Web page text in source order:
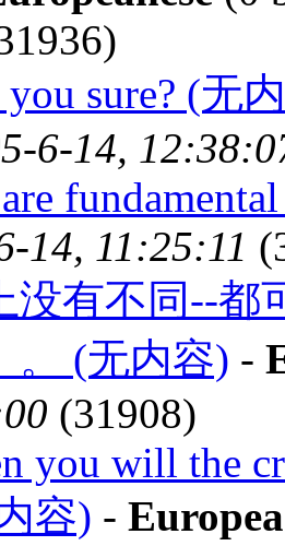
sure? (无
6-14,
14, 11:25:11
没有不同--都
。 (无内容) -
(31908)
you will the
容) -